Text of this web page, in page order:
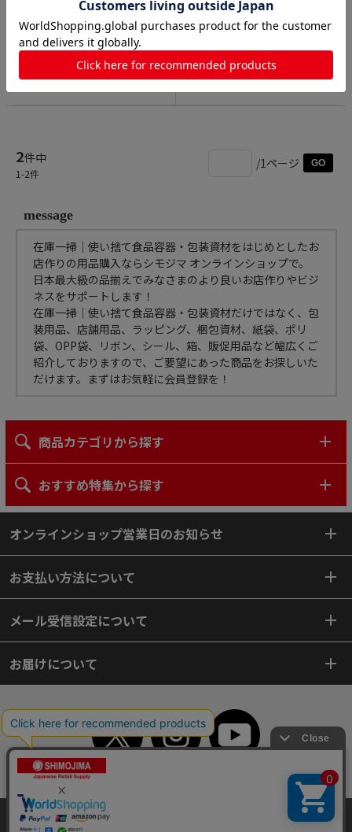
当サイトはクッキー（Cookie）を使用しています。Cookieの使用に同意いた
792円(税込)
4901755660821
41種類 891円(税込)
4901755661200
41種類
2件中
1-2件
/1ページ GO
message
在庫一掃｜使い捨て食品容器・包装資材をはじめとしたお
店作りの用品購入ならシモジマ オンラインショップで。
日本最大級の品揃えでみなさまのより良いお店作りやビジ
ネスをサポートします！
在庫一掃｜使い捨て食品容器・包装資材だけではなく、包
装用品、店舗用品、ラッピング、梱包資材、紙袋、ポリ
袋、OPP袋、リボン、シール、箱、販促用品など幅広くご
紹介しておりますので、ご要望にあった商品をお探しいた
だけます。まずはお気軽に会員登録を！
商品カテゴリから探す
おすすめ特集から探す
オンラインショップ営業日のお知らせ
お支払い方法について
メール受信設定について
お届けについて
TOP
ご利用規約
個人情報保護方針
よくあるご質問
ピンポイントサーチ